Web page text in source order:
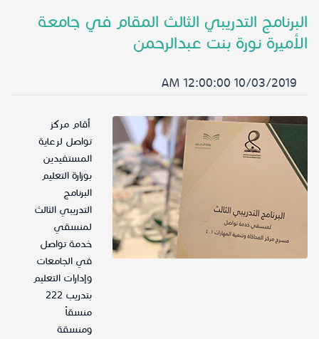
البرنامج التدريبي الثالث المقام في جامعة
الأميرة نورة بنت عبدالرحمن
10/03/2019 12:00:00 AM
أقام مركز
تواصل لرعاية
المستفيدين
بوزارة التعليم
البرنامج
التدريبي الثالث
لمنسقي
خدمة تواصل
في الجامعات
وإدارات التعليم
بتدريب 222
منسقاً
ومنسقة